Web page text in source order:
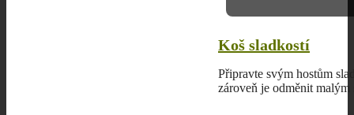
Koš sladkostí
Připravte svým hostům
zároveň je odměnit